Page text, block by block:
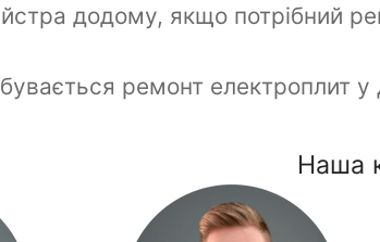
додому, якщо потрібний
ремонт електроплит у
Наша